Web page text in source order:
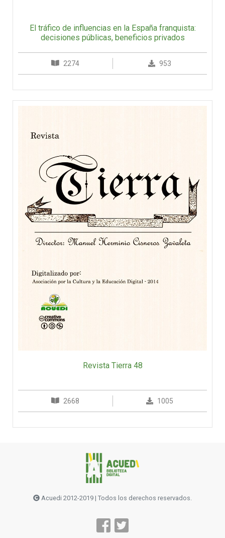
El tráfico de influencias en la España franquista:
decisiones públicas, beneficios privados
2274 953
Revista Tierra 48
2668 1005
Acuedi 2012-2019 | Todos los derechos reservados.